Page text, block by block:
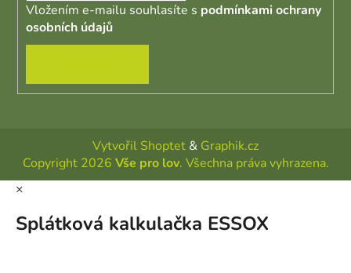
Vložením e-mailu souhlasíte s podmínkami ochrany
osobních údajů
Vytvořil Shoptet & Graphik.cz
Copyright 2026 Vše pro lov. Všechna práva vyhrazena.
×
Splátková kalkulačka ESSOX